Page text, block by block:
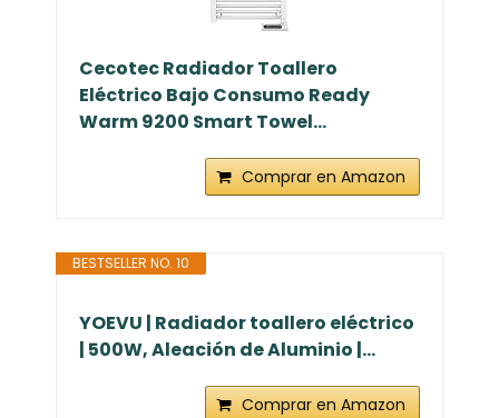
Cecotec Radiador Toallero
Eléctrico Bajo Consumo Ready
Warm 9200 Smart Towel...
Comprar en Amazon
BESTSELLER NO. 10
YOEVU | Radiador toallero eléctrico
| 500W, Aleación de Aluminio |...
Comprar en Amazon